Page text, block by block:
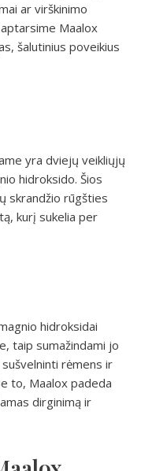
ar virškinimo
Maalox
šalutinius poveikius
yra dviejų veikliųjų
hidroksido. Šios
skrandžio rūgšties
kurį sukelia per
hidroksidai
taip sumažindami jo
rėmens ir
to, Maalox padeda
dirginimą ir